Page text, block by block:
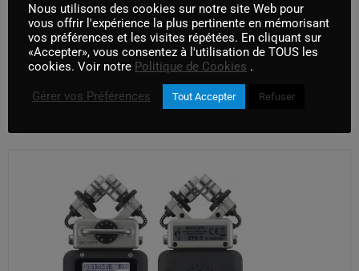
Schoeps LCR 3 ccm (cinela Albert)
AJOUTER AU PANIER
Nous utilisons des cookies sur notre site Web pour
vous offrir l'expérience la plus pertinente en mémorisant
vos préférences et les visites répétées. En cliquant sur
«Accepter», vous consentez à l'utilisation de TOUS les
cookies. Voir notre Politique de Cookies .
Gérer vos Préférences Tout Accepter Refuser